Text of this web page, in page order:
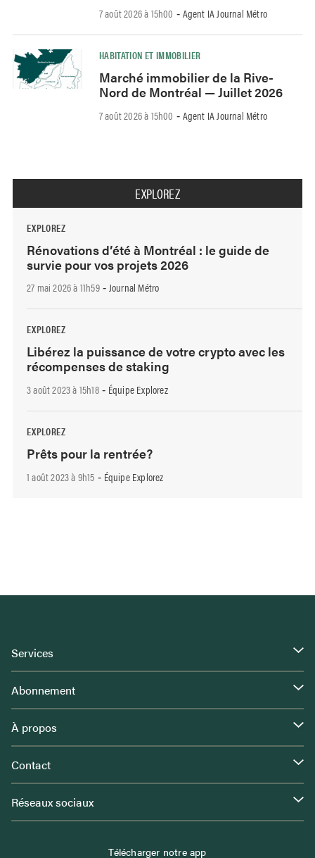
7 août 2026 à 15h00 - Agent IA Journal Métro
HABITATION ET IMMOBILIER
Marché immobilier de la Rive-
Nord de Montréal — Juillet 2026
7 août 2026 à 15h00 - Agent IA Journal Métro
EXPLOREZ
EXPLOREZ
Rénovations d’été à Montréal : le guide de
survie pour vos projets 2026
27 mai 2026 à 11h59- Journal Métro
EXPLOREZ
Libérez la puissance de votre crypto avec les
récompenses de staking
3 août 2023 à 15h18- Équipe Explorez
EXPLOREZ
Prêts pour la rentrée?
1 août 2023 à 9h15 - Équipe Explorez
Services
Abonnement
À propos
Contact
Réseaux sociaux
Télécharger notre app